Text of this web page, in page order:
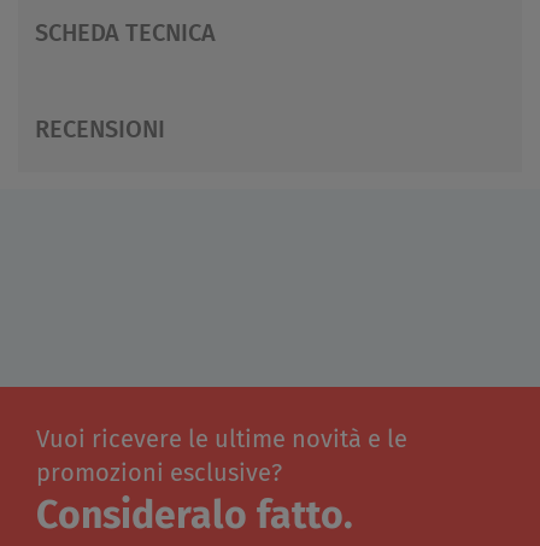
SCHEDA TECNICA
RECENSIONI
Vuoi ricevere le ultime novità e le
promozioni esclusive?
Consideralo fatto.